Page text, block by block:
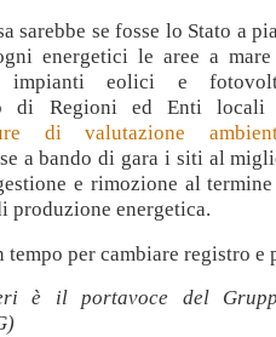
sarebbe se fosse lo Stato a
energetici le aree a
impianti eolici e
di Regioni ed Enti locali
di valutazione
a bando di gara i siti al
e rimozione al
produzione energetica.
tempo per cambiare registro e
è il portavoce del